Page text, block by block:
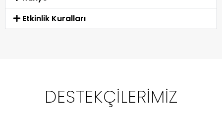
Etkinlik Kuralları
DESTEKÇILERIMIZ